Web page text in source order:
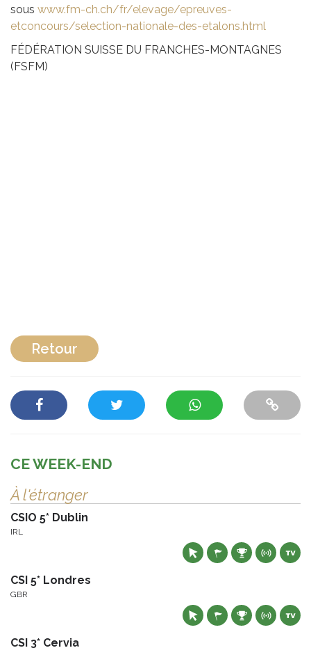
sous www.fm-ch.ch/fr/elevage/epreuves-
etconcours/selection-nationale-des-etalons.html
FÉDÉRATION SUISSE DU FRANCHES-MONTAGNES
(FSFM)
Retour
CE WEEK-END
À l'étranger
CSIO 5* Dublin
IRL
CSI 5* Londres
GBR
CSI 3* Cervia